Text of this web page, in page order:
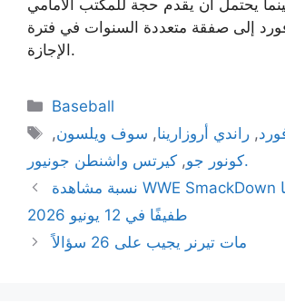
يحتمل أن يقدم حجة للمكتب الأمامي
إلى صفقة متعددة السنوات في فترة
الإجازة.
Categories
Baseball
Tags
, راندي أروزارينا, سوف ويلسون,
كونور جو,
كيرتس واشنطن جونيور.
نسبة مشاهدة WWE SmackDown تشهد انخفاضًا
طفيفًا في 12 يونيو 2026
مات تيرنر يجيب على 26 سؤالاً